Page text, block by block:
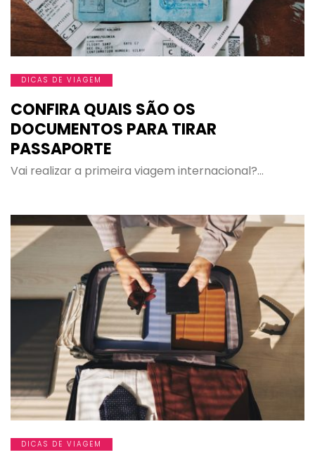
DICAS DE VIAGEM
CONFIRA QUAIS SÃO OS
DOCUMENTOS PARA TIRAR
PASSAPORTE
Vai realizar a primeira viagem internacional?…
DICAS DE VIAGEM